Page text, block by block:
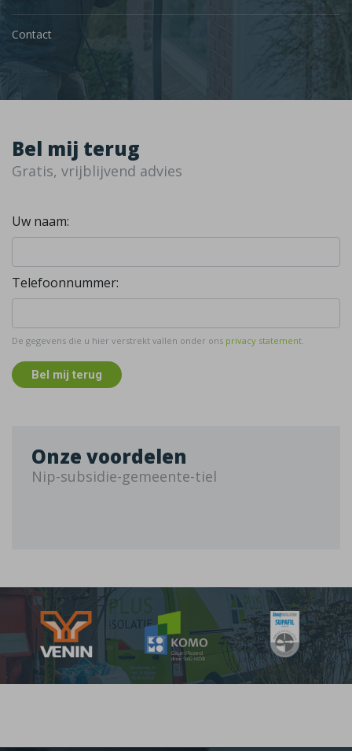
Contact
Bel mij terug
Gratis, vrijblijvend advies
Uw naam:
Telefoonnummer:
De gegevens die u hier verstrekt vallen onder ons privacy statement.
Bel mij terug
Onze voordelen
Nip-subsidie-gemeente-tiel